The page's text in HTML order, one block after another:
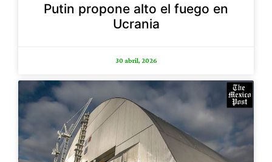
Putin propone alto el fuego en
Ucrania
30 abril, 2026